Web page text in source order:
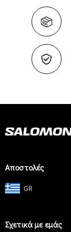
Αποστολές
GR
Σχετικά με εμάς